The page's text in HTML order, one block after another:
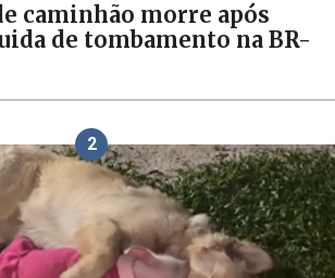
caminhão morre após
de tombamento na BR-
2